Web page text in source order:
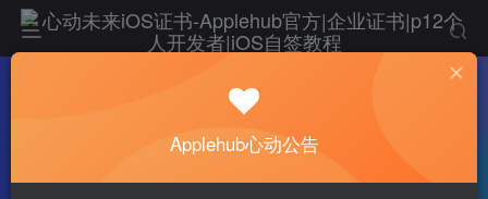
科技资讯
更改了iPhone的密码很快忘记？iOS 17这个
新功能可帮你
Applehub心动公告